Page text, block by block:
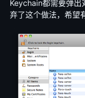
Keychain都需要弹出
弃了这个做法，希望